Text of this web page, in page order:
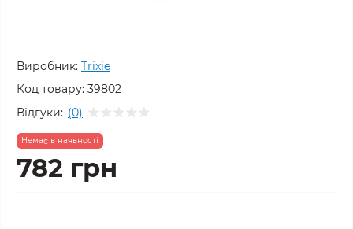
Виробник: Trixie
Код товару: 39802
Відгуки: (0)
Немає в наявності
782 грн